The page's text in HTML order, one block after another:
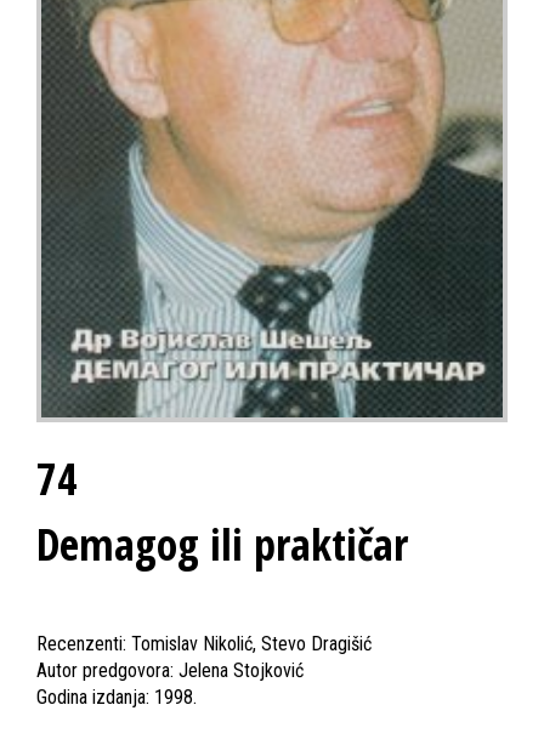
74
Demagog ili praktičar
Recenzenti: Tomislav Nikolić, Stevo Dragišić
Autor predgovora: Jelena Stojković
Godina izdanja: 1998.